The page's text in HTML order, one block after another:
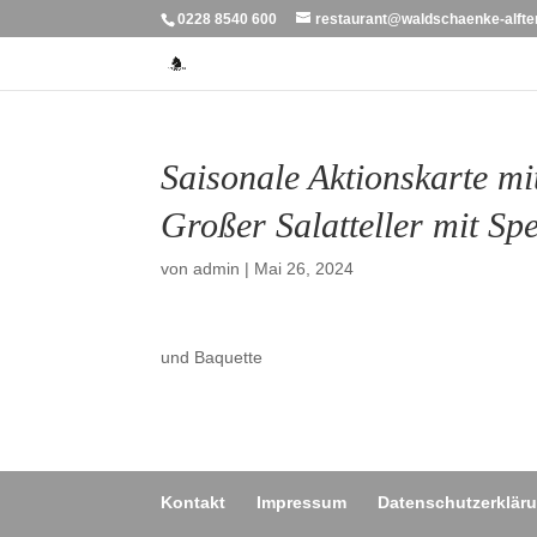
0228 8540 600 restaurant@waldschaenke-
Saisonale Aktionskarte
Großer Salatteller mit
vonadmin | Mai 26, 2024
und Baquette
Kontakt Impressum